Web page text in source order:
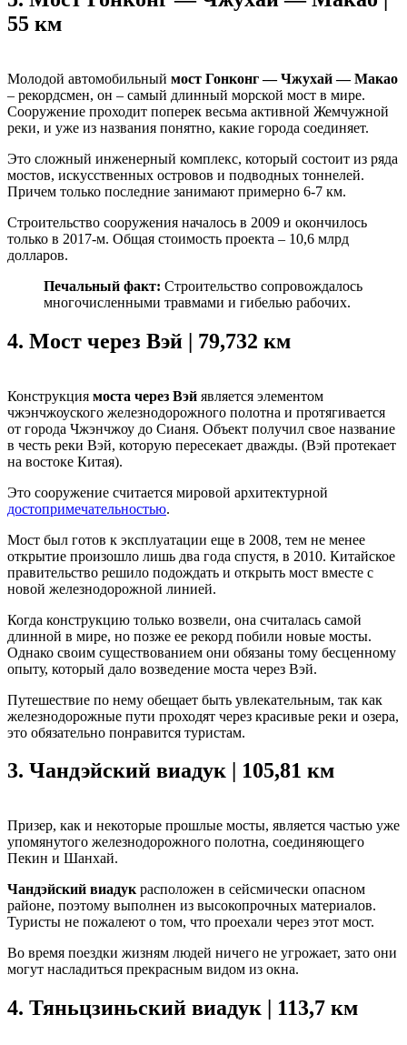
55 км
Молодой автомобильный мост Гонконг — Чжухай — Макао
– рекордсмен, он – самый длинный морской мост в мире.
Сооружение проходит поперек весьма активной Жемчужной
реки, и уже из названия понятно, какие города соединяет.
Это сложный инженерный комплекс, который состоит из ряда
мостов, искусственных островов и подводных тоннелей.
Причем только последние занимают примерно 6-7 км.
Строительство сооружения началось в 2009 и окончилось
только в 2017-м. Общая стоимость проекта – 10,6 млрд
долларов.
Печальный факт: Строительство сопровождалось
многочисленными травмами и гибелью рабочих.
4. Мост через Вэй | 79,732 км
Конструкция моста через Вэй является элементом
чжэнчжоуского железнодорожного полотна и протягивается
от города Чжэнчжоу до Сианя. Объект получил свое название
в честь реки Вэй, которую пересекает дважды. (Вэй протекает
на востоке Китая).
Это сооружение считается мировой архитектурной
достопримечательностью.
Мост был готов к эксплуатации еще в 2008, тем не менее
открытие произошло лишь два года спустя, в 2010. Китайское
правительство решило подождать и открыть мост вместе с
новой железнодорожной линией.
Когда конструкцию только возвели, она считалась самой
длинной в мире, но позже ее рекорд побили новые мосты.
Однако своим существованием они обязаны тому бесценному
опыту, который дало возведение моста через Вэй.
Путешествие по нему обещает быть увлекательным, так как
железнодорожные пути проходят через красивые реки и озера,
это обязательно понравится туристам.
3. Чандэйский виадук | 105,81 км
Призер, как и некоторые прошлые мосты, является частью уже
упомянутого железнодорожного полотна, соединяющего
Пекин и Шанхай.
Чандэйский виадук расположен в сейсмически опасном
районе, поэтому выполнен из высокопрочных материалов.
Туристы не пожалеют о том, что проехали через этот мост.
Во время поездки жизням людей ничего не угрожает, зато они
могут насладиться прекрасным видом из окна.
4. Тяньцзиньский виадук | 113,7 км